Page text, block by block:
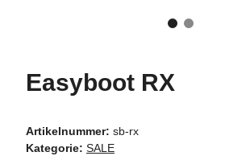
Easyboot RX
Artikelnummer: sb-rx
Kategorie: SALE